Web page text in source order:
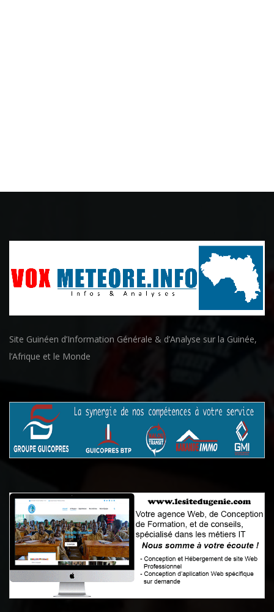
Site Guinéen d’Information Générale & d’Analyse sur la Guinée,
l’Afrique et le Monde